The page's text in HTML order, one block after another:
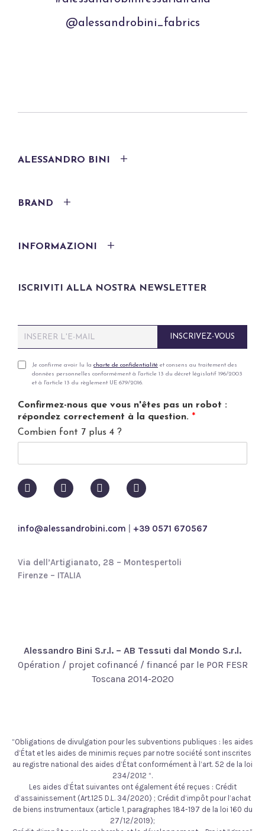
@alessandrobini_fabrics
ALESSANDRO BINI
BRAND
INFORMAZIONI
ISCRIVITI ALLA NOSTRA NEWSLETTER
m
iP
v
a
y
i
c
Je confirme avoir lu la charte de confidentialité et consens au traitement des
données personnelles conformément à l'article 13 du décret législatif 196/2003
et à l'article 13 du règlement UE 679/2016.
Confirmez-nous que vous n'êtes pas un robot :
répondez correctement à la question. *
Combien font 7 plus 4 ?
INSCRIVEZ-VOUS
info@alessandrobini.com +39 0571 670567
Via dell’Artigianato, 28 – Montespertoli
Firenze – ITALIA
Alessandro Bini S.r.l. – AB Tessuti dal Mondo S.r.l.
Opération / projet cofinancé / financé par le POR FESR
Toscana 2014-2020
“Obligations de divulgation pour les subventions publiques : les aides
d’État et les aides de minimis reçues par notre société sont inscrites
au registre national des aides d’État conformément à l’art. 52 de la loi
234/2012 “.
Les aides d’État suivantes ont également été reçues : Crédit
d’assainissement (Art.125 D.L. 34/2020) ; Crédit d’impôt pour l’achat
de biens instrumentaux (article 1, paragraphes 184-197 de la loi 160 du
27/12/2019);